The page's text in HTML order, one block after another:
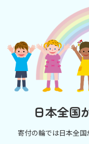
日本全国
寄付の輪では日本全国